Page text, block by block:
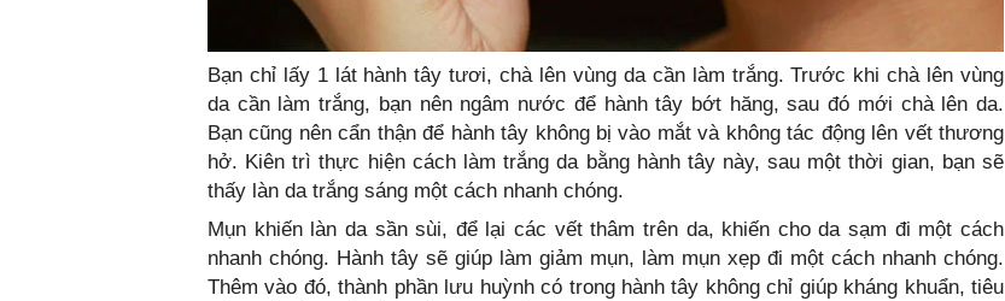
Bạn chỉ lấy 1 lát hành tây tươi, chà lên vùng da cần làm trắng. Trước khi chà lên vùng
da cần làm trắng, bạn nên ngâm nước để hành tây bớt hăng, sau đó mới chà lên da.
Bạn cũng nên cẩn thận để hành tây không bị vào mắt và không tác động lên vết thương
hở. Kiên trì thực hiện cách làm trắng da bằng hành tây này, sau một thời gian, bạn sẽ
thấy làn da trắng sáng một cách nhanh chóng.
Mụn khiến làn da sần sùi, để lại các vết thâm trên da, khiến cho da sạm đi một cách
nhanh chóng. Hành tây sẽ giúp làm giảm mụn, làm mụn xẹp đi một cách nhanh chóng.
Thêm vào đó, thành phần lưu huỳnh có trong hành tây không chỉ giúp kháng khuẩn, tiêu